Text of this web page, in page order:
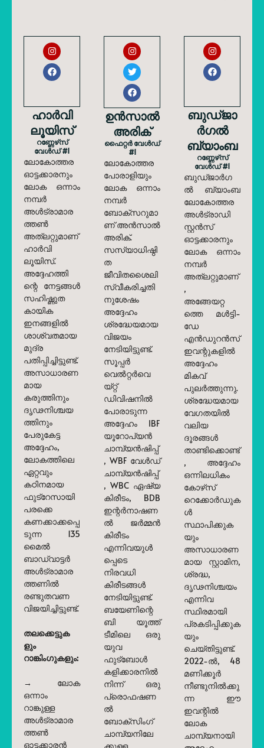
ഹാർവി
ലൂയിസ്
റണ്ണേഴ്‌സ്
വേൾഡ് #1
ലോകോത്തര
ഓട്ടക്കാരനും
ലോക ഒന്നാം
നമ്പർ
അൾട്രാമാര
ത്തൺ
അത്‌ലറ്റുമാണ്
ഹാർവി
ലൂയിസ്.
അദ്ദേഹത്തി
ന്റെ നേട്ടങ്ങൾ
സഹിഷ്ണുത
കായിക
ഇനങ്ങളിൽ
ശാശ്വതമായ
മുദ്ര
പതിപ്പിച്ചിട്ടുണ്ട്.
അസാധാരണ
മായ
കരുത്തിനും
ദൃഢനിശ്ചയ
ത്തിനും
പേരുകേട്ട
അദ്ദേഹം,
ലോകത്തിലെ
ഏറ്റവും
കഠിനമായ
ഫുട്‌റേസായി
പരക്കെ
കണക്കാക്കപ്പെ
ടുന്ന 135
മൈൽ
ബാഡ്‌വാട്ടർ
അൾട്രാമാര
ത്തണിൽ
രണ്ടുതവണ
വിജയിച്ചിട്ടുണ്ട്.
തലക്കെട്ടുക
ളും
റാങ്കിംഗുകളും:
→ ലോക
ഒന്നാം
റാങ്കുള്ള
അൾട്രാമാര
ത്തൺ
ഓട്ടക്കാരൻ
ഉൻസാൽ
അരിക്
ഫൈറ്റർ വേൾഡ്
#1
ലോകോത്തര
പോരാളിയും
ലോക ഒന്നാം
നമ്പർ
ബോക്‌സറുമാ
ണ് അൻസാൽ
അരിക്.
സസ്യാധിഷ്ഠി
ത
ജീവിതശൈലി
സ്വീകരിച്ചതി
നുശേഷം
അദ്ദേഹം
ശ്രദ്ധേയമായ
വിജയം
നേടിയിട്ടുണ്ട്.
സൂപ്പർ
വെൽറ്റർവെ
യ്റ്റ്
ഡിവിഷനിൽ
പോരാടുന്ന
അദ്ദേഹം IBF
യൂറോപ്യൻ
ചാമ്പ്യൻഷിപ്പ്
, WBF വേൾഡ്
ചാമ്പ്യൻഷിപ്പ്
, WBC ഏഷ്യ
കിരീടം, BDB
ഇന്റർനാഷണ
ൽ ജർമ്മൻ
കിരീടം
എന്നിവയുൾ
പ്പെടെ
നിരവധി
കിരീടങ്ങൾ
നേടിയിട്ടുണ്ട്.
ബയേണിന്റെ
ബി യൂത്ത്
ടീമിലെ ഒരു
യുവ
ഫുട്ബോൾ
കളിക്കാരനിൽ
നിന്ന് ഒരു
പ്രൊഫഷണ
ൽ
ബോക്സിംഗ്
ചാമ്പ്യനിലേ
ബുഡ്ജാ
ർഗൽ
ബ്യാംബ
റണ്ണേഴ്‌സ്
വേൾഡ് #1
ബുഡ്ജാർഗ
ൽ ബ്യാംബ
ലോകോത്തര
അൾട്രാഡി
സ്റ്റൻസ്
ഓട്ടക്കാരനും
ലോക ഒന്നാം
നമ്പർ
അത്‌ലറ്റുമാണ്
,
അങ്ങേയറ്റ
ത്തെ മൾട്ടി-
ഡേ
എൻഡുറൻസ്
ഇവന്റുകളിൽ
അദ്ദേഹം
മികവ്
പുലർത്തുന്നു.
ശ്രദ്ധേയമായ
വേഗതയിൽ
വലിയ
ദൂരങ്ങൾ
താണ്ടിക്കൊണ്ട്
, അദ്ദേഹം
ഒന്നിലധികം
കോഴ്‌സ്
റെക്കോർഡുക
ൾ
സ്ഥാപിക്കുക
യും
അസാധാരണ
മായ സ്റ്റാമിന,
ശ്രദ്ധ,
ദൃഢനിശ്ചയം
എന്നിവ
സ്ഥിരമായി
പ്രകടിപ്പിക്കുക
യും
ചെയ്തിട്ടുണ്ട്.
2022-ൽ, 48
മണിക്കൂർ
നീണ്ടുനിൽക്കു
ന്ന ഈ
ഇവന്റിൽ
ലോക
ചാമ്പ്യനായി